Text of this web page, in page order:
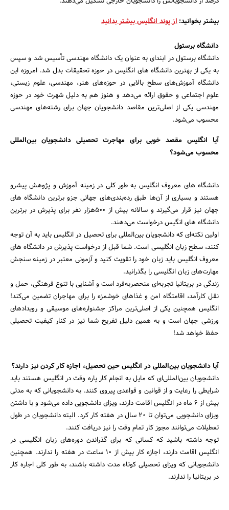
بیشتر بخوانید:از پوند انگلیس بیشتر بدانید
دانشگاه برستول
دانشگاه برستول در ابندای به عنوان یک دانشگاه مهندسی تأسیس شد و سپس
به یکی از بهترین دانشگاه های انگلیس در حوزه تحقیقات بدل شد. امروزه این
دانشگاه آموزش‌های سطح بالایی در حوزه‌های هنر، مهندسی، علوم زیستی،
علوم اجتماعی و حقوق ارائه می‌دهد و هنوز هم به دلیل شهرت خود در حوزه
مهندسی یکی از اصلی‌ترین مقاصد دانشجویان جهان برای رشته‌های مهندسی
محسوب می‌شود.
آیا انگلیس مقصد خوبی برای مهاجرت تحصیلی دانشجویان بین‌المللی
محسوب می‌شود؟
دانشگاه های معروف انگلیس به طور کلی در زمینه آموزش و پژوهش پیشرو
هستند و بسیاری از آن‌ها طبق رده‌بندی‌های جهانی جزو برترین دانشگاه های
جهان نیز قرار می‌گیرند و سالانه بیش از 500هزار نفر برای پذیرش در برترین
دانشگاه های انگیس درخواست می‌دهند.
اولین نکته‌ای که دانشجویان بین‌المللی برای تحصیل در انگلیس باید به آن توجه
کنند، سطح زبان انگلیسی است. شما قبل از درخواست پذیرش در دانشگاه های
معروف انگلیس باید زبان خود را تقویت کنید و آزمونی معتبر در زمینه سنجش
مهارت‌های زبان انگلیسی را بگذرانید.
زندگی در بریتانیا تجربه‌ای منحصربه‌فرد است و آشنایی با تنوع فرهنگی، حمل و
نقل کارآمد، اقامتگاه امن و غذاهای خوشمزه را برای مهاجران تضمین می‌کند!
انگلیس همچنین یکی از اصلی‌ترین مراکز جشنواره‌های موسیقی و رویدادهای
ورزشی جهان است و به همین دلیل تفریح شما نیز در کنار کیفیت تحصیلی
حفظ خواهد شد!
آیا دانشجویان بین‌المللی در انگلیس حین تحصیل، اجازه کار کردن نیز دارند؟
دانشجویان بین‌المللی‌ای که مایل به انجام کار پاره‌ وقت در انگلیس هستند باید
شرایطی را رعایت و از قوانین و قواعدی پیروی کنند. به دانشجویانی که به مدتی
بیش از 6 ماه در انگلیس اقامت دارند، ویزای دانشجویی داده می‌شود و با داشتن
ویزای دانشجویی می‌توان تا 20 سال در هفته کار کرد. البته دانشجویان در طول
تعطیلات می‌توانند مجوز کار تمام وقت را نیز دریافت کنند.
توجه داشته باشید که کسانی که برای گذراندن دوره‌های زبان انگلیسی در
انگلیس اقامت دارند، اجازه کار بیش از 10 ساعت در هفته را ندارند. همچنین
دانشجویانی که ویزای تحصیلی کوتاه مدت داشته باشند، به طور کلی اجاره کار
در بریتانیا را ندارند.